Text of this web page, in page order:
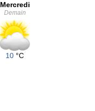
Mercredi
Demain
10 °C